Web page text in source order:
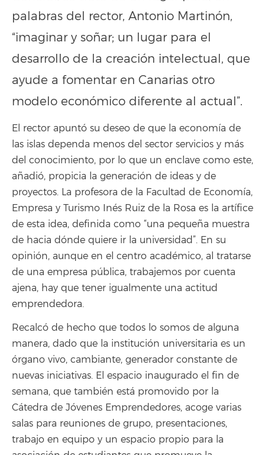
palabras del rector, Antonio Martinón,
“imaginar y soñar; un lugar para el
desarrollo de la creación intelectual, que
ayude a fomentar en Canarias otro
modelo económico diferente al actual”.
El rector apuntó su deseo de que la economía de
las islas dependa menos del sector servicios y más
del conocimiento, por lo que un enclave como este,
añadió, propicia la generación de ideas y de
proyectos. La profesora de la Facultad de Economía,
Empresa y Turismo Inés Ruiz de la Rosa es la artífice
de esta idea, definida como “una pequeña muestra
de hacia dónde quiere ir la universidad”. En su
opinión, aunque en el centro académico, al tratarse
de una empresa pública, trabajemos por cuenta
ajena, hay que tener igualmente una actitud
emprendedora.
Recalcó de hecho que todos lo somos de alguna
manera, dado que la institución universitaria es un
órgano vivo, cambiante, generador constante de
nuevas iniciativas. El espacio inaugurado el fin de
semana, que también está promovido por la
Cátedra de Jóvenes Emprendedores, acoge varias
salas para reuniones de grupo, presentaciones,
trabajo en equipo y un espacio propio para la